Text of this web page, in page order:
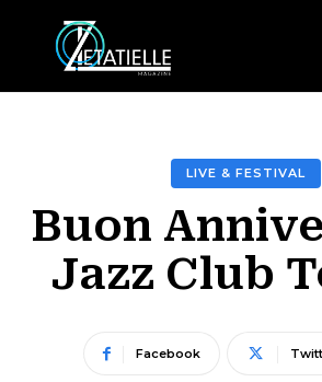
LIVE & FESTIVAL
Buon
Jazz Club
Facebook